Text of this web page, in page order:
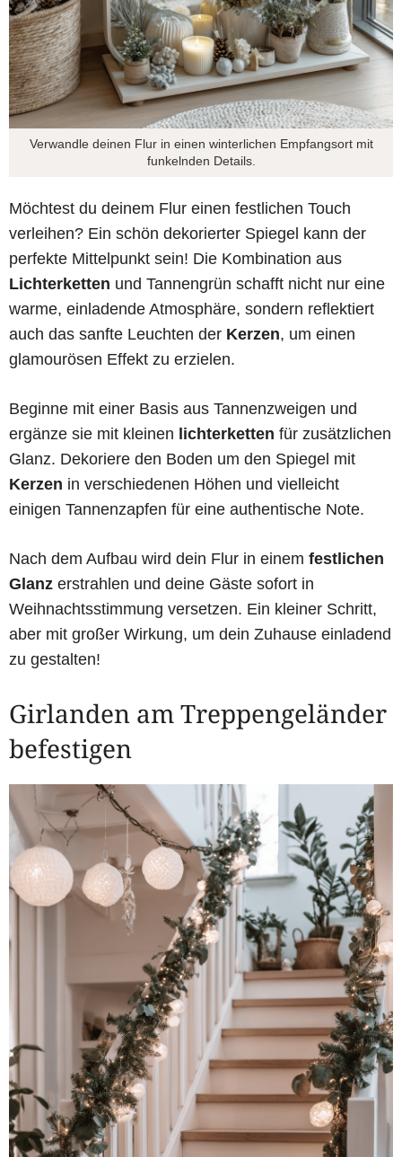
Verwandle deinen Flur in einen winterlichen Empfangsort mit
funkelnden Details.
Möchtest du deinem Flur einen festlichen Touch
verleihen? Ein schön dekorierter Spiegel kann der
perfekte Mittelpunkt sein! Die Kombination aus
Lichterketten und Tannengrün schafft nicht nur eine
warme, einladende Atmosphäre, sondern reflektiert
auch das sanfte Leuchten der Kerzen, um einen
glamourösen Effekt zu erzielen.
Beginne mit einer Basis aus Tannenzweigen und
ergänze sie mit kleinen lichterketten für zusätzlichen
Glanz. Dekoriere den Boden um den Spiegel mit
Kerzen in verschiedenen Höhen und vielleicht
einigen Tannenzapfen für eine authentische Note.
Nach dem Aufbau wird dein Flur in einem festlichen
Glanz erstrahlen und deine Gäste sofort in
Weihnachtsstimmung versetzen. Ein kleiner Schritt,
aber mit großer Wirkung, um dein Zuhause einladend
zu gestalten!
Girlanden am Treppengeländer
befestigen